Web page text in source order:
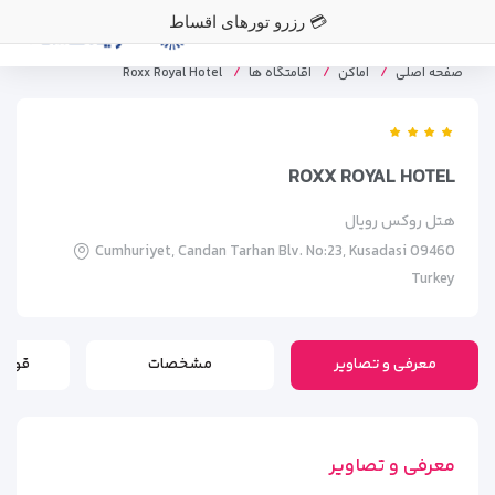
رزرو تورهای اقساطی با ۵۰٪ پ
صفحه اصلی اماکن اقامتگاه ها Roxx Royal Hotel
ROXX ROYAL HOTEL
هتل روکس رویال
Cumhuriyet, Candan Tarhan Blv. No:23, Kusadasi 09460
Turkey
معرفی و تصاویر مشخصات
معرفی و تصاویر